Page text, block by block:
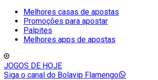
Melhores casas de apostas
Promoções para apostar
Palpites
Melhores apps de apostas
JOGOS DE HOJE
Siga o canal do Bolavip Flamengo